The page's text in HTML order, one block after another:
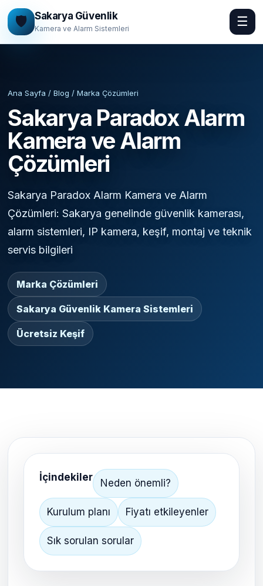
🛡️ Sakarya Güvenlik
Kamera ve Alarm Sistemleri ☰
Ana Sayfa / Blog / Marka Çözümleri
Sakarya Paradox Alarm
Kamera ve Alarm
Çözümleri
Sakarya Paradox Alarm Kamera ve Alarm
Çözümleri: Sakarya genelinde güvenlik kamerası,
alarm sistemleri, IP kamera, keşif, montaj ve teknik
servis bilgileri
Marka Çözümleri
Sakarya Güvenlik Kamera Sistemleri
Ücretsiz Keşif
İçindekiler Neden önemli?
Kurulum planı Fiyatı etkileyenler
Sık sorulan sorular